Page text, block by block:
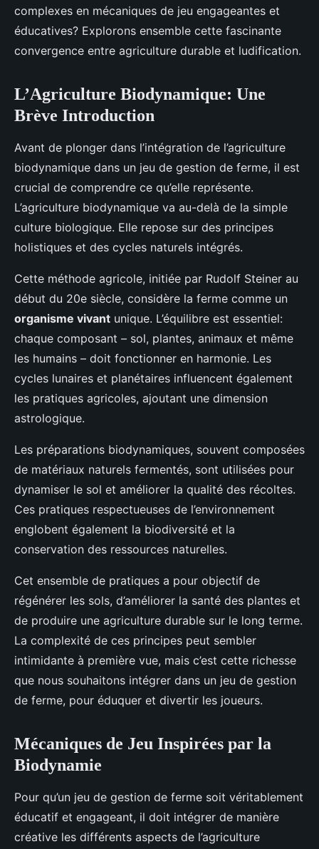
complexes en mécaniques de jeu engageantes et
éducatives? Explorons ensemble cette fascinante
convergence entre agriculture durable et ludification.
L’Agriculture Biodynamique: Une
Brève Introduction
Avant de plonger dans l’intégration de l’agriculture
biodynamique dans un jeu de gestion de ferme, il est
crucial de comprendre ce qu’elle représente.
L’agriculture biodynamique va au-delà de la simple
culture biologique. Elle repose sur des principes
holistiques et des cycles naturels intégrés.
Cette méthode agricole, initiée par Rudolf Steiner au
début du 20e siècle, considère la ferme comme un
organisme vivant unique. L’équilibre est essentiel:
chaque composant – sol, plantes, animaux et même
les humains – doit fonctionner en harmonie. Les
cycles lunaires et planétaires influencent également
les pratiques agricoles, ajoutant une dimension
astrologique.
Les préparations biodynamiques, souvent composées
de matériaux naturels fermentés, sont utilisées pour
dynamiser le sol et améliorer la qualité des récoltes.
Ces pratiques respectueuses de l’environnement
englobent également la biodiversité et la
conservation des ressources naturelles.
Cet ensemble de pratiques a pour objectif de
régénérer les sols, d’améliorer la santé des plantes et
de produire une agriculture durable sur le long terme.
La complexité de ces principes peut sembler
intimidante à première vue, mais c’est cette richesse
que nous souhaitons intégrer dans un jeu de gestion
de ferme, pour éduquer et divertir les joueurs.
Mécaniques de Jeu Inspirées par la
Biodynamie
Pour qu’un jeu de gestion de ferme soit véritablement
éducatif et engageant, il doit intégrer de manière
créative les différents aspects de l’agriculture